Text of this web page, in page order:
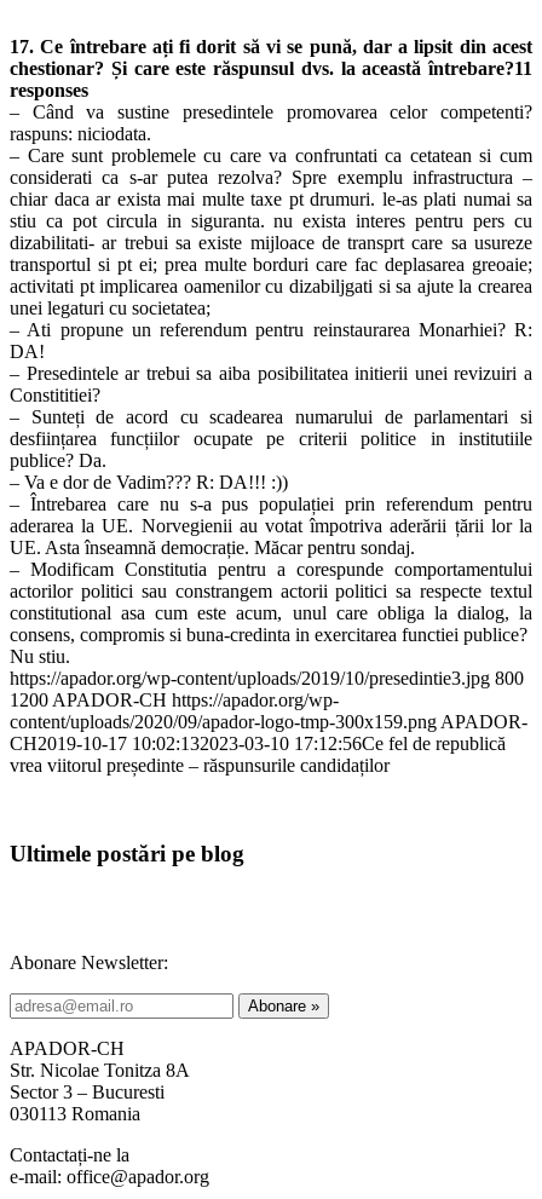
17. Ce întrebare ați fi dorit să vi se pună, dar a lipsit din acest
chestionar? Și care este răspunsul dvs. la această întrebare?11
responses
– Când va sustine presedintele promovarea celor competenti?
raspuns: niciodata.
– Care sunt problemele cu care va confruntati ca cetatean si cum
considerati ca s-ar putea rezolva? Spre exemplu infrastructura –
chiar daca ar exista mai multe taxe pt drumuri. le-as plati numai sa
stiu ca pot circula in siguranta. nu exista interes pentru pers cu
dizabilitati- ar trebui sa existe mijloace de transprt care sa usureze
transportul si pt ei; prea multe borduri care fac deplasarea greoaie;
activitati pt implicarea oamenilor cu dizabiljgati si sa ajute la crearea
unei legaturi cu societatea;
– Ati propune un referendum pentru reinstaurarea Monarhiei? R:
DA!
– Presedintele ar trebui sa aiba posibilitatea initierii unei revizuiri a
Constititiei?
– Sunteți de acord cu scadearea numarului de parlamentari si
desființarea funcțiilor ocupate pe criterii politice in institutiile
publice? Da.
– Va e dor de Vadim??? R: DA!!! :))
– Întrebarea care nu s-a pus populației prin referendum pentru
aderarea la UE. Norvegienii au votat împotriva aderării țării lor la
UE. Asta înseamnă democrație. Măcar pentru sondaj.
– Modificam Constitutia pentru a corespunde comportamentului
actorilor politici sau constrangem actorii politici sa respecte textul
constitutional asa cum este acum, unul care obliga la dialog, la
consens, compromis si buna-credinta in exercitarea functiei publice?
Nu stiu.
https://apador.org/wp-content/uploads/2019/10/presedintie3.jpg 800
1200 APADOR-CH https://apador.org/wp-
content/uploads/2020/09/apador-logo-tmp-300x159.png APADOR-
CH2019-10-17 10:02:132023-03-10 17:12:56Ce fel de republică
vrea viitorul președinte – răspunsurile candidaților
Ultimele postări pe blog
Abonare Newsletter:
APADOR-CH
Str. Nicolae Tonitza 8A
Sector 3 – Bucuresti
030113 Romania
Contactați-ne la
e-mail: office@apador.org